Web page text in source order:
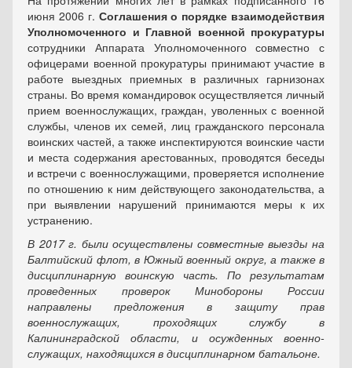
июня 2006 г. Соглашения о порядке взаимодействия
Уполномоченного и Главной военной прокуратуры
сотрудники Аппарата Уполномоченного совместно с
офицерами военной прокуратуры принимают участие в
работе выездных приемных в различных гарнизонах
страны. Во время командировок осуществляется личный
прием военно­служащих, граждан, уволенных с военной
службы, членов их семей, лиц гражданского персонала
воинских частей, а также инспектируются воинские части
и места содержания арестованных, проводятся беседы
и встречи с военнослужащими, проверяется исполнение
по отношению к ним действующего законодательства, а
при выявлении нарушений принимаются меры к их
устранению.
В 2017 г. были осуществлены совместные выезды на
Балтийский флот, в Южный военный округ, а также в
дисциплинарную воинскую часть. По результатам
проведенных проверок Минобороны России
направлены предложения в защиту прав
военнослужащих, проходящих службу в
Калининградской области, и осужденных военно­
служащих, находящихся в дисциплинарном батальоне.